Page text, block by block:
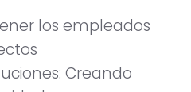
los empleados
Creando